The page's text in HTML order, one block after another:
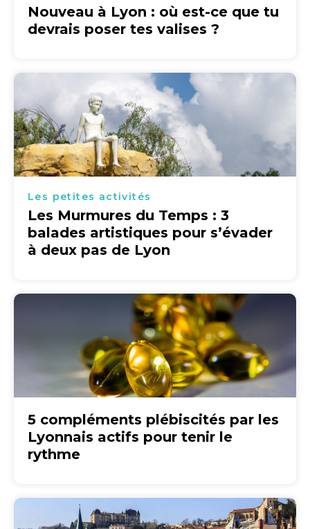
Nouveau à Lyon : où est-ce que tu
devrais poser tes valises ?
Les petites activités
Les Murmures du Temps : 3
balades artistiques pour s’évader
à deux pas de Lyon
5 compléments plébiscités par les
Lyonnais actifs pour tenir le
rythme